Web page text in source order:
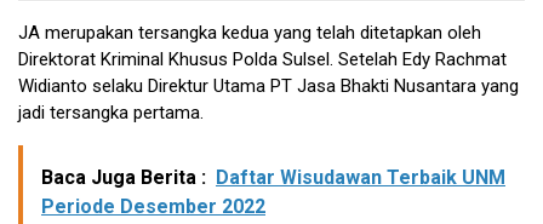
JA merupakan tersangka kedua yang telah ditetapkan oleh
Direktorat Kriminal Khusus Polda Sulsel. Setelah Edy Rachmat
Widianto selaku Direktur Utama PT Jasa Bhakti Nusantara yang
jadi tersangka pertama.
Baca Juga Berita : Daftar Wisudawan Terbaik UNM
Periode Desember 2022